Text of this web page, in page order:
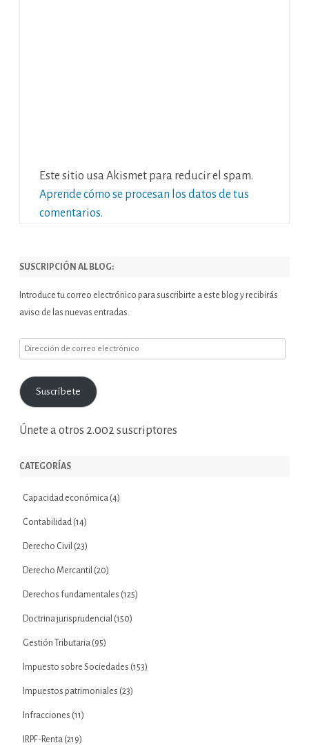
Este sitio usa Akismet para reducir el spam.
Aprende cómo se procesan los datos de tus
comentarios.
SUSCRIPCIÓN AL BLOG:
Introduce tu correo electrónico para suscribirte a este blog y recibirás
aviso de las nuevas entradas.
Dirección
de
correo
electrónico
Suscríbete
Únete a otros 2.002 suscriptores
CATEGORÍAS
Capacidad económica (4)
Contabilidad (14)
Derecho Civil (23)
Derecho Mercantil (20)
Derechos fundamentales (125)
Doctrina jurisprudencial (150)
Gestión Tributaria (95)
Impuesto sobre Sociedades (153)
Impuestos patrimoniales (23)
Infracciones (11)
IRPF-Renta (219)